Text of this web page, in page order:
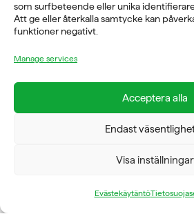
som surfbeteende eller unika
Att ge eller återkalla samtycke kan
funktioner negativt.
Manage services
Acceptera alla
Endast
Visa inställningar
Evästekäytäntö
08-760 6100
ADRESS
Rosendalsvägen 18b, SE-14143 Huddinge
GYM